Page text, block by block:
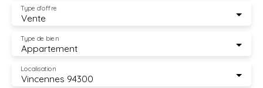
Vente
Type d'offre
Appartement
Type de bien
Vincennes 94300
Localisation